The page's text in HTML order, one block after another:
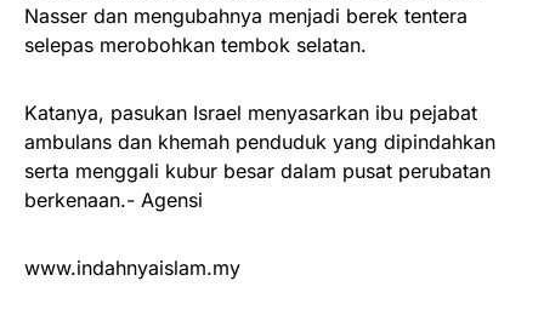
Nasser dan mengubahnya menjadi berek tentera
selepas merobohkan tembok selatan.
Katanya, pasukan Israel menyasarkan ibu pejabat
ambulans dan khemah penduduk yang dipindahkan
serta menggali kubur besar dalam pusat perubatan
berkenaan.- Agensi
www.indahnyaislam.my